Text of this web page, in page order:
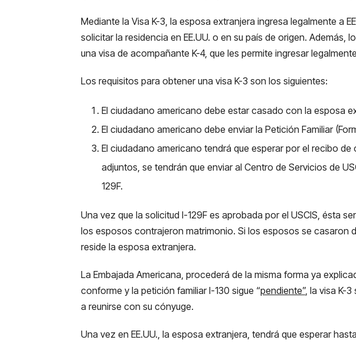
Mediante la Visa K-3, la esposa extranjera ingresa legalmente a
solicitar la residencia en EE.UU. o en su país de origen.
una visa de acompañante K-4, que les permite ingresar
Los requisitos para obtener una visa K-3 son los siguientes:
El ciudadano americano debe estar casado con la esposa
El ciudadano americano debe enviar la Petición Familiar
El ciudadano americano tendrá que esperar por el recibo
adjuntos, se tendrán que enviar al Centro de Servicios de
129F.
Una vez que la solicitud I-129F es aprobada por el USCIS, ésta
los esposos contrajeron matrimonio. Si los esposos se casaron
reside la esposa extranjera.
La Embajada Americana, procederá de la misma forma ya
conforme y la petición familiar I-130 sigue “pendiente”, la visa K-
a reunirse con su cónyuge.
Una vez en EE.UU., la esposa extranjera, tendrá que esperar